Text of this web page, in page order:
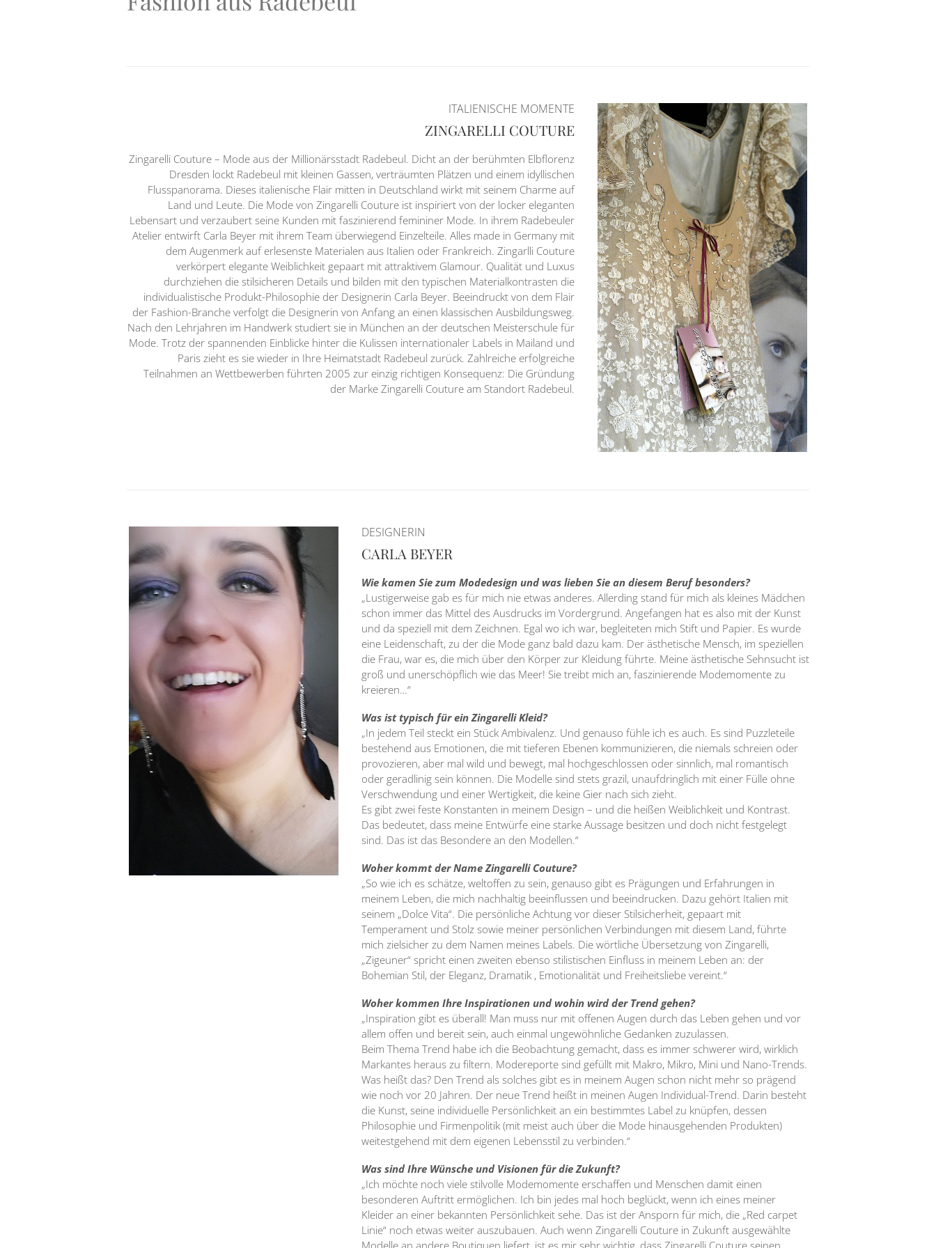
ITALIENISCHE MOMENTE
ZINGARELLI COUTURE
Zingarelli Couture – Mode aus der Millionärsstadt Radebeul. Dicht an der berühmten Elbflorenz
Dresden lockt Radebeul mit kleinen Gassen, verträumten Plätzen und einem idyllischen
Flusspanorama. Dieses italienische Flair mitten in Deutschland wirkt mit seinem Charme auf
Land und Leute. Die Mode von Zingarelli Couture ist inspiriert von der locker eleganten
Lebensart und verzaubert seine Kunden mit faszinierend femininer Mode. In ihrem Radebeuler
Atelier entwirft Carla Beyer mit ihrem Team überwiegend Einzelteile. Alles made in Germany mit
dem Augenmerk auf erlesenste Materialen aus Italien oder Frankreich. Zingarlli Couture
verkörpert elegante Weiblichkeit gepaart mit attraktivem Glamour. Qualität und Luxus
durchziehen die stilsicheren Details und bilden mit den typischen Materialkontrasten die
individualistische Produkt-Philosophie der Designerin Carla Beyer. Beeindruckt von dem Flair
der Fashion-Branche verfolgt die Designerin von Anfang an einen klassischen Ausbildungsweg.
Nach den Lehrjahren im Handwerk studiert sie in München an der deutschen Meisterschule für
Mode. Trotz der spannenden Einblicke hinter die Kulissen internationaler Labels in Mailand und
Paris zieht es sie wieder in Ihre Heimatstadt Radebeul zurück. Zahlreiche erfolgreiche
Teilnahmen an Wettbewerben führten 2005 zur einzig richtigen Konsequenz: Die Gründung
der Marke Zingarelli Couture am Standort Radebeul.
DESIGNERIN
CARLA BEYER
Wie kamen Sie zum Modedesign und was lieben Sie an diesem Beruf besonders?
„Lustigerweise gab es für mich nie etwas anderes. Allerding stand für mich als kleines Mädchen
schon immer das Mittel des Ausdrucks im Vordergrund. Angefangen hat es also mit der Kunst
und da speziell mit dem Zeichnen. Egal wo ich war, begleiteten mich Stift und Papier. Es wurde
eine Leidenschaft, zu der die Mode ganz bald dazu kam. Der ästhetische Mensch, im speziellen
die Frau, war es, die mich über den Körper zur Kleidung führte. Meine ästhetische Sehnsucht ist
groß und unerschöpflich wie das Meer! Sie treibt mich an, faszinierende Modemomente zu
kreieren…“
Was ist typisch für ein Zingarelli Kleid?
„In jedem Teil steckt ein Stück Ambivalenz. Und genauso fühle ich es auch. Es sind Puzzleteile
bestehend aus Emotionen, die mit tieferen Ebenen kommunizieren, die niemals schreien oder
provozieren, aber mal wild und bewegt, mal hochgeschlossen oder sinnlich, mal romantisch
oder geradlinig sein können. Die Modelle sind stets grazil, unaufdringlich mit einer Fülle ohne
Verschwendung und einer Wertigkeit, die keine Gier nach sich zieht.
Es gibt zwei feste Konstanten in meinem Design – und die heißen Weiblichkeit und Kontrast.
Das bedeutet, dass meine Entwürfe eine starke Aussage besitzen und doch nicht festgelegt
sind. Das ist das Besondere an den Modellen.“
Woher kommt der Name Zingarelli Couture?
„So wie ich es schätze, weltoffen zu sein, genauso gibt es Prägungen und Erfahrungen in
meinem Leben, die mich nachhaltig beeinflussen und beeindrucken. Dazu gehört Italien mit
seinem „Dolce Vita“. Die persönliche Achtung vor dieser Stilsicherheit, gepaart mit
Temperament und Stolz sowie meiner persönlichen Verbindungen mit diesem Land, führte
mich zielsicher zu dem Namen meines Labels. Die wörtliche Übersetzung von Zingarelli,
„Zigeuner“ spricht einen zweiten ebenso stilistischen Einfluss in meinem Leben an: der
Bohemian Stil, der Eleganz, Dramatik , Emotionalität und Freiheitsliebe vereint.“
Woher kommen Ihre Inspirationen und wohin wird der Trend gehen?
„Inspiration gibt es überall! Man muss nur mit offenen Augen durch das Leben gehen und vor
allem offen und bereit sein, auch einmal ungewöhnliche Gedanken zuzulassen.
Beim Thema Trend habe ich die Beobachtung gemacht, dass es immer schwerer wird, wirklich
Markantes heraus zu filtern. Modereporte sind gefüllt mit Makro, Mikro, Mini und Nano-Trends.
Was heißt das? Den Trend als solches gibt es in meinem Augen schon nicht mehr so prägend
wie noch vor 20 Jahren. Der neue Trend heißt in meinen Augen Individual-Trend. Darin besteht
die Kunst, seine individuelle Persönlichkeit an ein bestimmtes Label zu knüpfen, dessen
Philosophie und Firmenpolitik (mit meist auch über die Mode hinausgehenden Produkten)
weitestgehend mit dem eigenen Lebensstil zu verbinden.“
Was sind Ihre Wünsche und Visionen für die Zukunft?
„Ich möchte noch viele stilvolle Modemomente erschaffen und Menschen damit einen
besonderen Auftritt ermöglichen. Ich bin jedes mal hoch beglückt, wenn ich eines meiner
Kleider an einer bekannten Persönlichkeit sehe. Das ist der Ansporn für mich, die „Red carpet
Linie“ noch etwas weiter auszubauen. Auch wenn Zingarelli Couture in Zukunft ausgewählte
Modelle an andere Boutiquen liefert, ist es mir sehr wichtig, dass Zingarelli Couture seinen